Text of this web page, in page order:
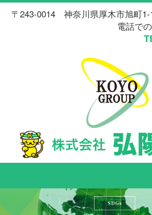
〒243-0014 神奈川県厚木市旭町1-
電話で